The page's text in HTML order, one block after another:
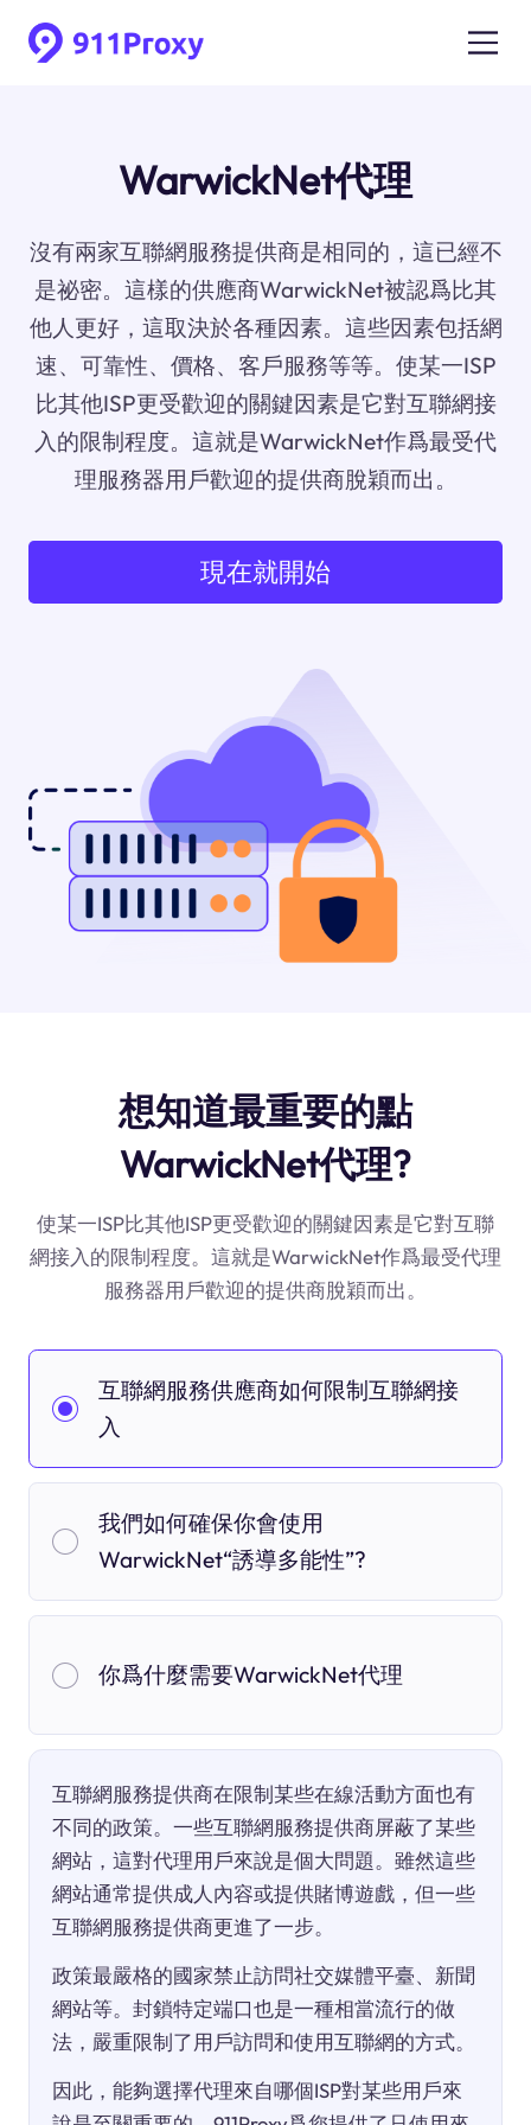
WarwickNet代理
沒有兩家互聯網服務提供商是相同的，這已經不
是祕密。這樣的供應商WarwickNet被認爲比其
他人更好，這取決於各種因素。這些因素包括網
速、可靠性、價格、客戶服務等等。使某一ISP
比其他ISP更受歡迎的關鍵因素是它對互聯網接
入的限制程度。這就是WarwickNet作爲最受代
理服務器用戶歡迎的提供商脫穎而出。
現在就開始
想知道最重要的點
WarwickNet代理?
使某一ISP比其他ISP更受歡迎的關鍵因素是它對互聯
網接入的限制程度。這就是WarwickNet作爲最受代理
服務器用戶歡迎的提供商脫穎而出。
互聯網服務供應商如何限制互聯網接
入
我們如何確保你會使用
WarwickNet“誘導多能性”?
你爲什麼需要WarwickNet代理
互聯網服務提供商在限制某些在線活動方面也有
不同的政策。一些互聯網服務提供商屏蔽了某些
網站，這對代理用戶來說是個大問題。雖然這些
網站通常提供成人內容或提供賭博遊戲，但一些
互聯網服務提供商更進了一步。
政策最嚴格的國家禁止訪問社交媒體平臺、新聞
網站等。封鎖特定端口也是一種相當流行的做
法，嚴重限制了用戶訪問和使用互聯網的方式。
因此，能夠選擇代理來自哪個ISP對某些用戶來